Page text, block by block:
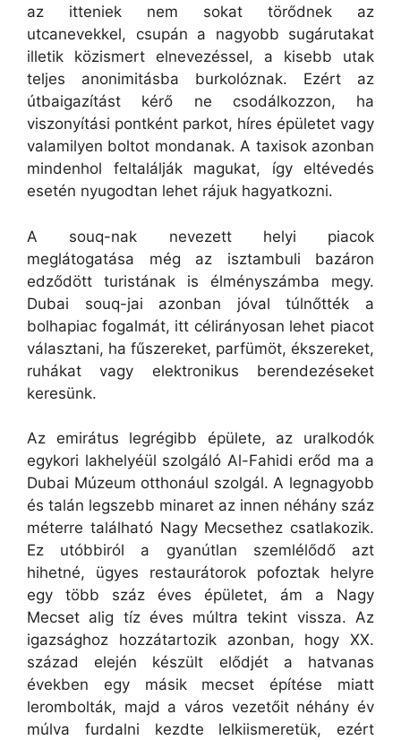
az itteniek nem sokat törődnek az
utcanevekkel, csupán a nagyobb sugárutakat
illetik közismert elnevezéssel, a kisebb utak
teljes anonimitásba burkolóznak. Ezért az
útbaigazítást kérő ne csodálkozzon, ha
viszonyítási pontként parkot, híres épületet vagy
valamilyen boltot mondanak. A taxisok azonban
mindenhol feltalálják magukat, így eltévedés
esetén nyugodtan lehet rájuk hagyatkozni.
A souq-nak nevezett helyi piacok
meglátogatása még az isztambuli bazáron
edződött turistának is élményszámba megy.
Dubai souq-jai azonban jóval túlnőtték a
bolhapiac fogalmát, itt célirányosan lehet piacot
választani, ha fűszereket, parfümöt, ékszereket,
ruhákat vagy elektronikus berendezéseket
keresünk.
Az emirátus legrégibb épülete, az uralkodók
egykori lakhelyéül szolgáló Al-Fahidi erőd ma a
Dubai Múzeum otthonául szolgál. A legnagyobb
és talán legszebb minaret az innen néhány száz
méterre található Nagy Mecsethez csatlakozik.
Ez utóbbiról a gyanútlan szemlélődő azt
hihetné, ügyes restaurátorok pofoztak helyre
egy több száz éves épületet, ám a Nagy
Mecset alig tíz éves múltra tekint vissza. Az
igazsághoz hozzátartozik azonban, hogy XX.
század elején készült elődjét a hatvanas
években egy másik mecset építése miatt
lerombolták, majd a város vezetőit néhány év
múlva furdalni kezdte lelkiismeretük, ezért